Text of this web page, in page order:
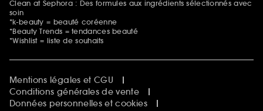
Clean at Sephora : Des formules aux ingrédients sélectionnés avec
soin
*k-beauty = beauté coréenne
*Beauty Trends = tendances beauté
*Wishlist = liste de souhaits
Mentions légales et CGU
Conditions générales de vente
Données personnelles et cookies